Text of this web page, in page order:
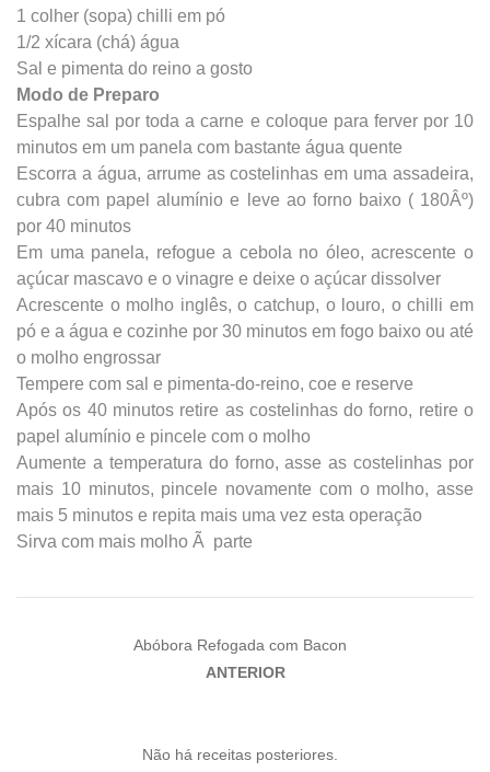
1 colher (sopa) chilli em pó
1/2 xícara (chá) água
Sal e pimenta do reino a gosto
Modo de Preparo
Espalhe sal por toda a carne e coloque para ferver por 10
minutos em um panela com bastante água quente
Escorra a água, arrume as costelinhas em uma assadeira,
cubra com papel alumínio e leve ao forno baixo ( 180Âº)
por 40 minutos
Em uma panela, refogue a cebola no óleo, acrescente o
açúcar mascavo e o vinagre e deixe o açúcar dissolver
Acrescente o molho inglês, o catchup, o louro, o chilli em
pó e a água e cozinhe por 30 minutos em fogo baixo ou até
o molho engrossar
Tempere com sal e pimenta-do-reino, coe e reserve
Após os 40 minutos retire as costelinhas do forno, retire o
papel alumínio e pincele com o molho
Aumente a temperatura do forno, asse as costelinhas por
mais 10 minutos, pincele novamente com o molho, asse
mais 5 minutos e repita mais uma vez esta operação
Sirva com mais molho Ã parte
Abóbora Refogada com Bacon
Não há receitas posteriores.